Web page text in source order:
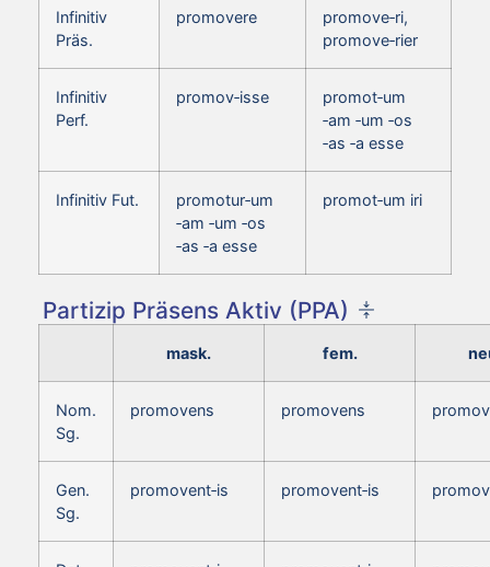
Infinitiv
Präs.
promovere
promove‑ri,
promove‑rier
Infinitiv
Perf.
promov‑isse
promot‑um
‑am ‑um ‑os
‑as ‑a esse
Infinitiv Fut.
promotur‑um
‑am ‑um ‑os
‑as ‑a esse
promot‑um iri
Partizip Präsens Aktiv (PPA)
mask. fem.
Nom.
Sg.
promovens promovens
Gen.
Sg.
promovent‑is promovent‑is